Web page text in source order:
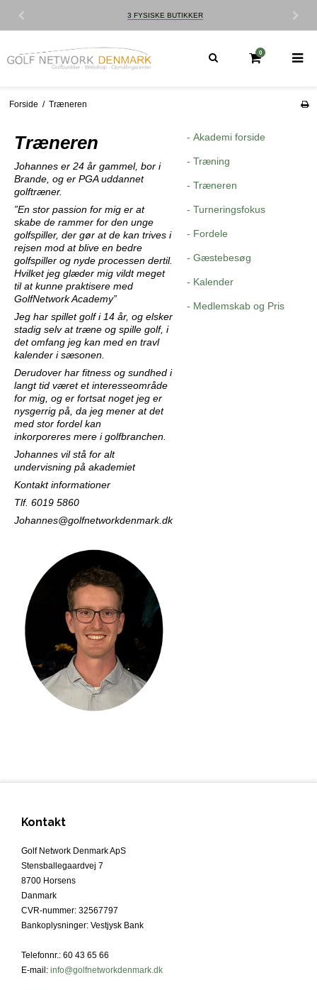
3 FYSISKE BUTIKKER
0
Forside / Træneren
Træneren
Johannes er 24 år gammel, bor i
Brande, og er PGA uddannet
golftræner.
”En stor passion for mig er at
skabe de rammer for den unge
golfspiller, der gør at de kan trives i
rejsen mod at blive en bedre
golfspiller og nyde processen dertil.
Hvilket jeg glæder mig vildt meget
til at kunne praktisere med
GolfNetwork Academy”
Jeg har spillet golf i 14 år, og elsker
stadig selv at træne og spille golf, i
det omfang jeg kan med en travl
kalender i sæsonen.
Derudover har fitness og sundhed i
langt tid været et interesseområde
for mig, og er fortsat noget jeg er
nysgerrig på, da jeg mener at det
med stor fordel kan
inkorporeres mere i golfbranchen.
Johannes vil stå for alt
undervisning på akademiet
Kontakt informationer
Tlf. 6019 5860
Johannes@golfnetworkdenmark.dk
- Akademi forside
- Træning
- Træneren
- Turneringsfokus
- Fordele
- Gæstebesøg
- Kalender
- Medlemskab og Pris
Kontakt
Golf Network Denmark ApS
Stensballegaardvej 7
8700 Horsens
Danmark
CVR-nummer: 32567797
Bankoplysninger: Vestjysk Bank
Telefonnr.: 60 43 65 66
E-mail: info@golfnetworkdenmark.dk